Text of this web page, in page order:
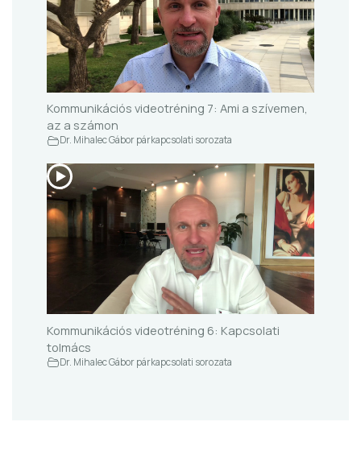
Kommunikációs videotréning 7: Ami a szívemen,
az a számon
Dr. Mihalec Gábor párkapcsolati sorozata
Kommunikációs videotréning 6: Kapcsolati
tolmács
Dr. Mihalec Gábor párkapcsolati sorozata